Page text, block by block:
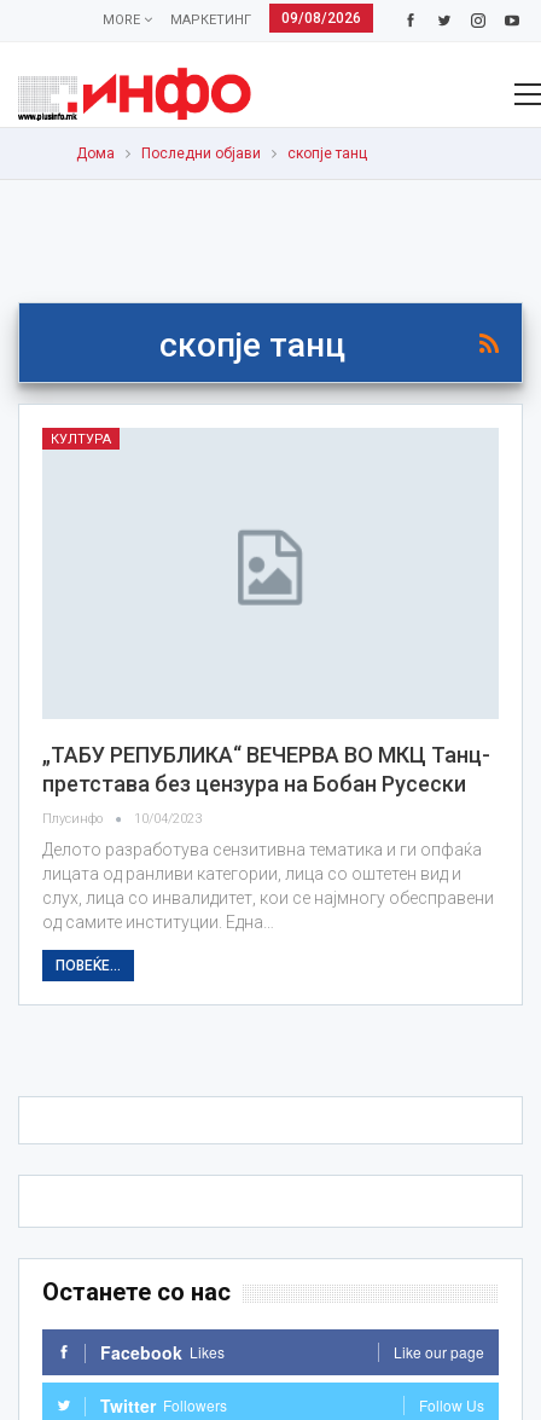
09/08/2026
МАРКЕТИНГ
MORE
Дома Последни објави скопје танц
скопје танц
КУЛТУРА
„ТАБУ РЕПУБЛИКА“ ВЕЧЕРВА ВО МКЦ Танц-
претстава без цензура на Бобан Русески
Плусинфо 10/04/2023
Делото разработува сензитивна тематика и ги опфаќа
лицата од ранливи категории, лица со оштетен вид и
слух, лица со инвалидитет, кои се најмногу обесправени
од самите институции. Една…
ПОВЕЌЕ...
Останете со нас
Facebook Likes Like our page
Twitter Followers Follow Us